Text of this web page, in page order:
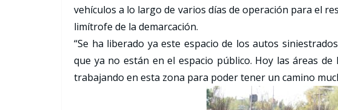
vehículos a lo largo de varios días de operación para el
limítrofe de la demarcación.
“Se ha liberado ya este espacio de los autos
que ya no están en el espacio público. Hoy las áreas
trabajando en esta zona para poder tener un camino